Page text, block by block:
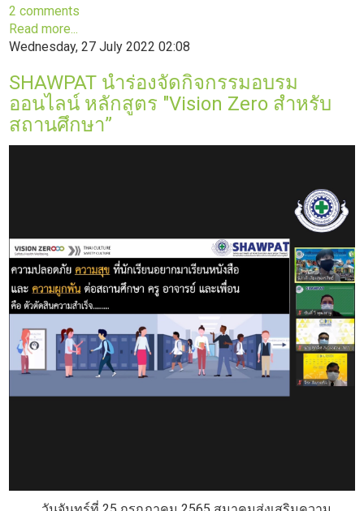
2 comments
Read more...
Wednesday, 27 July 2022 02:08
SHAWPAT นำร่องจัดกิจกรรมอบรม
ออนไลน์ หลักสูตร "Vision Zero สำหรับ
สถานศึกษา”